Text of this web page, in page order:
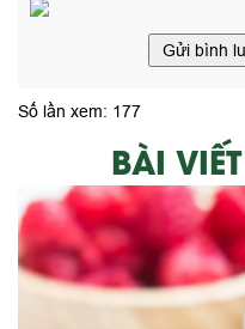
Gửi bình
Số lần xem: 177
BÀI